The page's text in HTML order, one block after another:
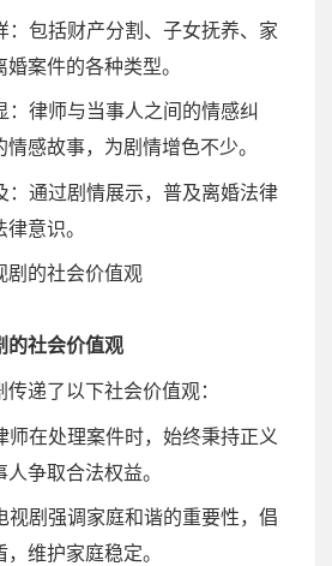
：包括财产分割、子女抚养、家
案件的各种类型。
：律师与当事人之间的情感纠
感故事，为剧情增色不少。
：通过剧情展示，普及离婚法律
意识。
的社会价值观
递了以下社会价值观：
师在处理案件时，始终秉持正义
争取合法权益。
视剧强调家庭和谐的重要性，倡
维护家庭稳定。